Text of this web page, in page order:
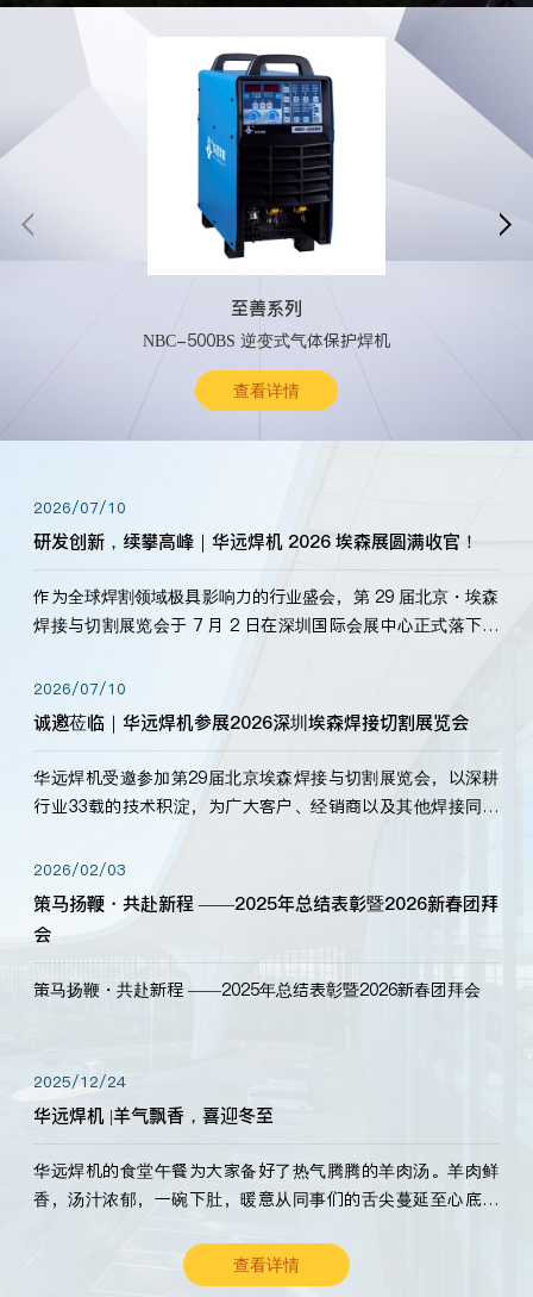
至善系列
NBC-500BS 逆变式气体保护焊机
查看详情
 
2026/07/10
研发创新，续攀高峰｜华远焊机 2026 埃森展圆满收官！
作为全球焊割领域极具影响力的行业盛会，第 29 届北京・埃森
焊接与切割展览会于 7 月 2 日在深圳国际会展中心正式落下帷
标准，持之以恒研发新产品、新技术。新老客户、行业伙伴、
海内外客户为目睹公司发布的新产…
2026/07/10
诚邀莅临｜华远焊机参展2026深圳埃森焊接切割展览会
华远焊机受邀参加第29届北京埃森焊接与切割展览会，以深耕
行业33载的技术积淀，为广大客户、经销商以及其他焊接同仁
2026/02/03
策马扬鞭・共赴新程 ——2025年总结表彰暨2026新春团拜
会
策马扬鞭・共赴新程 ——2025年总结表彰暨2026新春团拜会
2025/12/24
华远焊机 |羊气飘香，喜迎冬至
华远焊机的食堂午餐为大家备好了热气腾腾的羊肉汤。羊肉鲜
香，汤汁浓郁，一碗下肚，暖意从同事们的舌尖蔓延至心底。
查看详情